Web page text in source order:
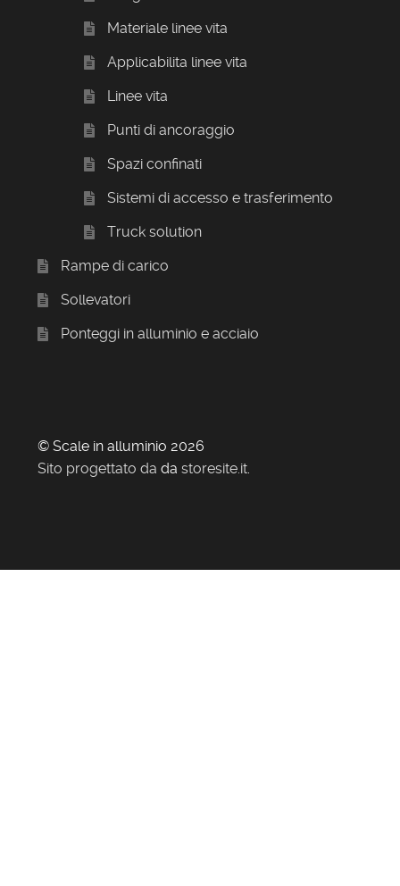
Materiale linee vita
Applicabilita linee vita
Linee vita
Punti di ancoraggio
Spazi confinati
Sistemi di accesso e trasferimento
Truck solution
Rampe di carico
Sollevatori
Ponteggi in alluminio e acciaio
© Scale in alluminio 2026
Sito progettato da da storesite.it.